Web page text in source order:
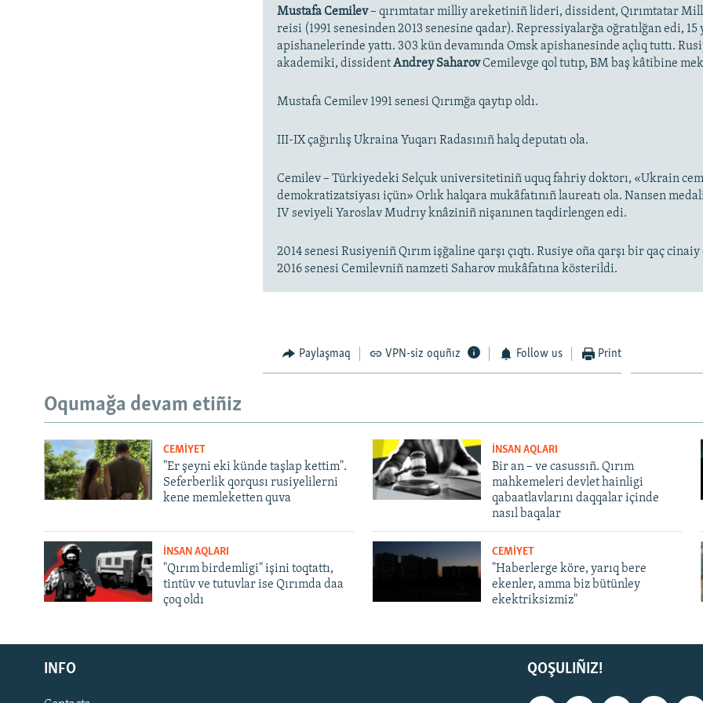
Русский
Українською
Mustafa Cemilev– qırımtatar milliy areketiniñ lideri, dissident, Qırımtatar
reisi (1991 senesinden 2013 senesine qadar). Repressiyalarğa oğratılğan edi, 15
apishanelerinde yattı. 303 kün devamında Omsk apishanesinde açlıq tuttı.
akademiki, dissidentAndrey SaharovCemilevge qol tutıp, BM baş kâtibine
Mustafa Cemilev 1991 senesi Qırımğa qaytıp oldı.
III-IX çağırılış Ukraina Yuqarı Radasınıñ halq deputatı ola.
Cemilev – Türkiyedeki Selçuk universitetiniñ uquq fahriy doktorı, «Ukrain
demokratizatsiyası içün» Orlık halqara mukâfatınıñ laureatı ola. Nansen
IV seviyeli Yaroslav Mudrıy knâziniñ nişanınen taqdirlengen edi.
2014 senesi Rusiyeniñ Qırım işğaline qarşı çıqtı. Rusiye oña qarşı bir qaç cinaiy
2016 senesi Cemilevniñ namzeti Saharov mukâfatına kösterildi.
Paylaşmaq VPN-siz oquñız Follow us Print
Oqumağa devam etiñiz
CEMİYET
"Er şeyni eki künde taşlap kettim".
Seferberlik qorqusı rusiyelilerni
kene memleketten quva
İNSAN AQLARI
Bir an – ve casussıñ. Qırım
mahkemeleri devlet hainligi
qabaatlavlarını daqqalar içinde
nasıl baqalar
İNSAN AQLARI
"Qırım birdemligi" işini toqtattı,
tintüv ve tutuvlar ise Qırımda daa
çoq oldı
CEMİYET
"Haberlerge köre, yarıq bere
ekenler, amma biz bütünley
ekektriksizmiz"
QOŞULIÑIZ!
INFO